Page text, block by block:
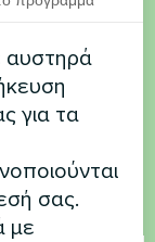
ή
σας
αυστηρά
για τα
σας.
με